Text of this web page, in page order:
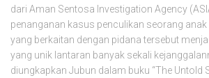
dari Aman Sentosa Investigation Agency
penanganan kasus penculikan seorang
yang berkaitan dengan pidana tersebut
yang unik lantaran banyak sekali
diungkapkan Jubun dalam buku “The Untold